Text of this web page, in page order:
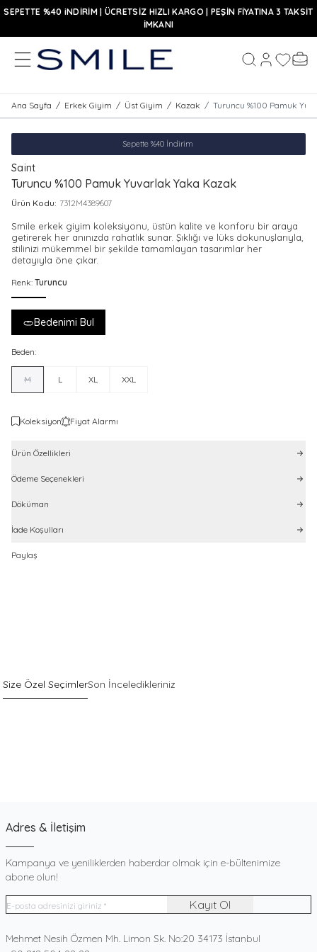
SEPETTE %40 iNDİRİM | ÜCRETSİZ HIZLI KARGO | PEŞİN FİYATINA 3 TAKSİT
İMKANI
MENÜ Hesabım
Ana Sayfa / Erkek Giyim / Üst Giyim / Kazak / Turuncu %100 Pamuk
Sepette %40 İndirim
Saint
Turuncu %100 Pamuk Yuvarlak Yaka Kazak
Ürün Kodu: 7312M4389607
Smile erkek giyim koleksiyonu, üstün kalite ve konforu bir araya
getirerek her anınızda rahatlık sunar. Şıklığı ve lüks dokunuşlarıyla,
stilinizi mükemmel bir şekilde tamamlayan tasarımlar her
detayıyla öne çıkar.
Renk: Turuncu
Bedenimi Bul
Beden:
M L XL XXL
Koleksiyon Fiyat Alarmı
Ürün Özellikleri
Ödeme Seçenekleri
Döküman
İade Koşulları
Paylaş
Size Özel SeçimlerSon İnceledikleriniz
Adres & İletişim
Kampanya ve yeniliklerden haberdar olmak için e-bültenimize
abone olun!
Kayıt Ol
Adres
Mehmet Nesih Özmen Mh. Limon Sk. No:20 34173 İstanbul